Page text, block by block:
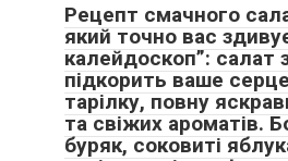
Рецепт смачного
який точно вас
калейдоскоп”: салат
підкорить ваше
тарілку, повну
та свіжих ароматів.
буряк, соковиті